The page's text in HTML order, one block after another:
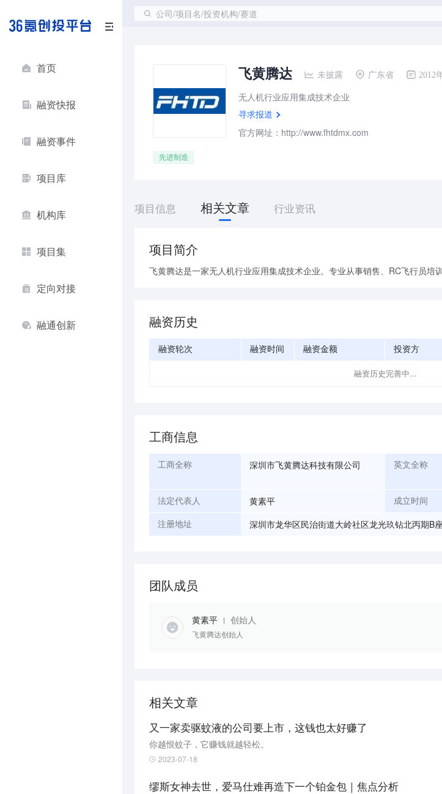
首页
融资快报
融资事件
项目库
机构库
项目集
定向对接
融通创新
公司/项目名/投资机构/赛道
飞黄腾达 未披露 广东省 2012
无人机行业应用集成技术企业
寻求报道
官方网址：http://www.fhtdmx.com
先进制造
项目信息 相关文章 行业资讯
项目简介
飞黄腾达是一家无人机行业应用集成技术企业。专业从事销售、RC飞行员培
融资历史
融资轮次 融资时间 融资金额 投资方
融资历史完善中...
工商信息
工商全称 深圳市飞黄腾达科技有限公司 英文全称
法定代表人 黄素平 成立时间
注册地址 深圳市龙华区民治街道大岭社区龙光玖钻北丙期B
团队成员
黄素平 创始人
飞黄腾达创始人
相关文章
又一家卖驱蚊液的公司要上市，这钱也太好赚了
你越恨蚊子，它赚钱就越轻松。
2023-07-18
缪斯女神去世，爱马仕难再造下一个铂金包｜焦点分析